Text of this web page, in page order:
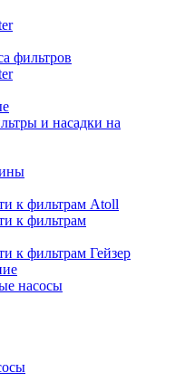
фильтров
и насадки на
к фильтрам Atoll
к фильтрам
к фильтрам Гейзер
насосы